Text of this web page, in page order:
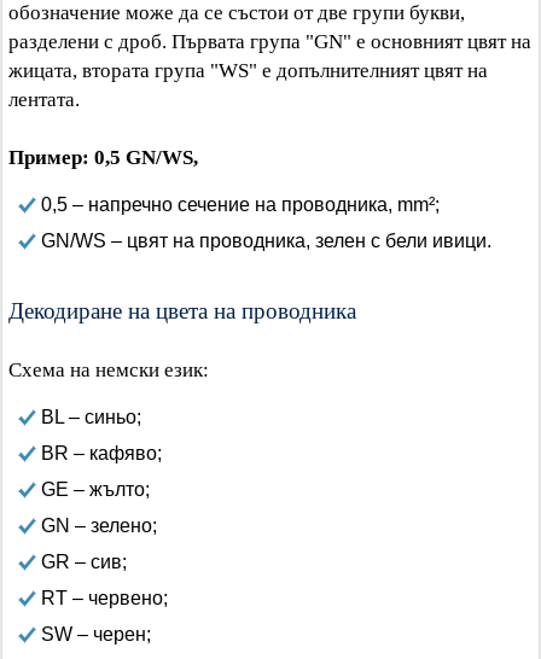
обозначение може да се състои от две групи букви,
разделени с дроб. Първата група "GN" е основният цвят на
жицата, втората група "WS" е допълнителният цвят на
лентата.
Пример: 0,5 GN/WS,
0,5 – напречно сечение на проводника, mm²;
GN/WS – цвят на проводника, зелен с бели ивици.
Декодиране на цвета на проводника
Схема на немски език:
BL – синьо;
BR – кафяво;
GE – жълто;
GN – зелено;
GR – сив;
RT – червено;
SW – черен;